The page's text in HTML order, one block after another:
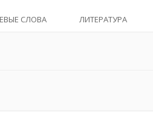
СЛОВА ЛИТЕРАТУРА